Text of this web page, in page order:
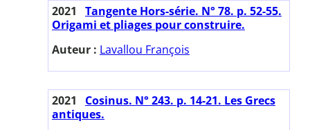
2021
Tangente Hors-série. N° 78. p. 52-55.
Origami et pliages pour construire.
Auteur : Lavallou François
2021
Cosinus. N° 243. p. 14-21. Les Grecs
antiques.